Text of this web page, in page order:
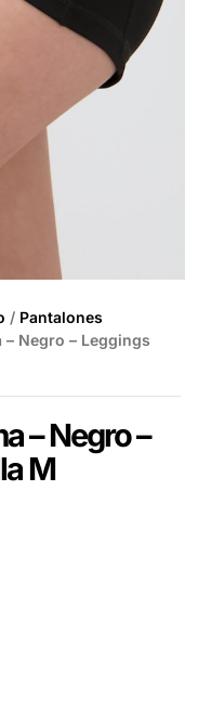
/ Pantalones
Negro – Leggings
– Negro –
M